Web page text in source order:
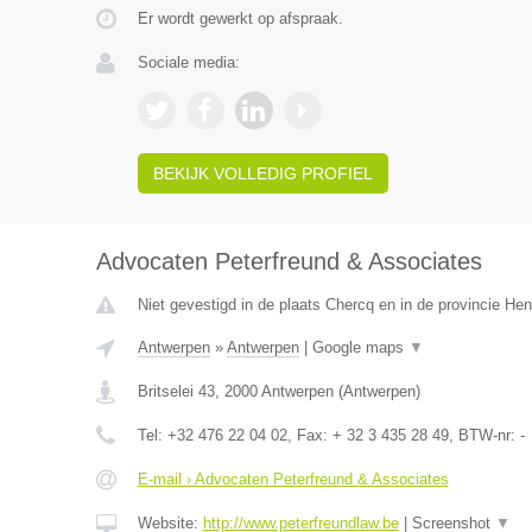
Er wordt gewerkt op afspraak.
Sociale media:
BEKIJK VOLLEDIG PROFIEL
Advocaten Peterfreund & Associates
Niet gevestigd in de plaats Chercq en in de provincie
Antwerpen» Antwerpen| Google maps ▼
Britselei 43, 2000 Antwerpen(Antwerpen)
Tel: +32 476 22 04 02, Fax: + 32 3 435 28 49, BTW-nr: -
E-mail › Advocaten Peterfreund & Associates
Website: http://www.peterfreundlaw.be| Screenshot ▼